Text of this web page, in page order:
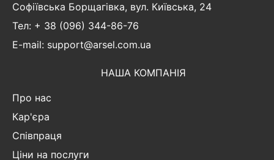
Софіївська Борщагівка, вул. Київська, 24
Тел: + 38 (096) 344-86-76
E-mail: support@arsel.com.ua
НАША КОМПАНІЯ
Про нас
Кар'єра
Співпраця
Ціни на послуги